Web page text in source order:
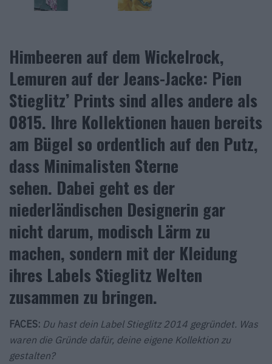
Himbeeren auf dem Wickelrock,
Lemuren auf der Jeans-Jacke: Pien
Stieglitz’ Prints sind alles andere als
0815. Ihre Kollektionen hauen bereits
am Bügel so ordentlich auf den Putz,
dass Minimalisten Sterne
sehen. Dabei geht es der
niederländischen Designerin gar
nicht darum, modisch Lärm zu
machen, sondern mit der Kleidung
ihres Labels Stieglitz Welten
zusammen zu bringen.
FACES: Du hast dein Label Stieglitz 2014 gegründet. Was
waren die Gründe dafür, deine eigene Kollektion zu
gestalten?